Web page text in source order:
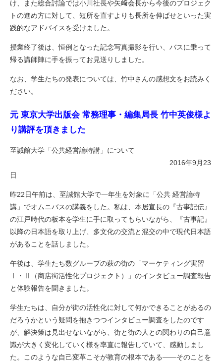
け、また総合討論では小川社長や矢﨑会長から今後のプロジェク
トの進め方に対して、短所を直すよりも長所を伸ばせといった実
践的なアドバイスを受けました。
授業終了後は、恒例となった記念写真撮影を行い、バスに乗って
帰る講師陣に手を振ってお見送りしました。
なお、学生たちの発表については、竹中さんの感想文をお読みく
ださい。
元 東京大学出版会 常務理事・編集局長 竹中英俊様よ
り講評を頂きました
至誠館大学「公共経営論特講」について
2016年9月23
日
昨22日午前は、至誠館大学で一年生を対象に「公共 経営論特
講」でオムニバスの講義をした。私は、本居宣長の『古事記伝』
の江戸時代の板本を学生に手に取ってもらいながら、『古事記』
以降の日本語を取り上げ、多文化の交流と混交の中で現代日本語
があることを話しました。
午後は、学生たち数グループの萩の街の「マーケティング実習
Ⅰ・Ⅱ（商店街活性化プロジェクト）」のインタビュー調査報告
と体験報告を聞きました。
学生たちは、自分が街の活性化に対して何かできることがあるの
だろうかという疑問を抱きつつインタビュー調査をしたのです
が、解決策は見出せないながら、街と街の人との関わりの自己意
識が大きく変化していく様を率直に報告していて、感動しまし
た。このような自己変革こそが教育の根本である――そのことを